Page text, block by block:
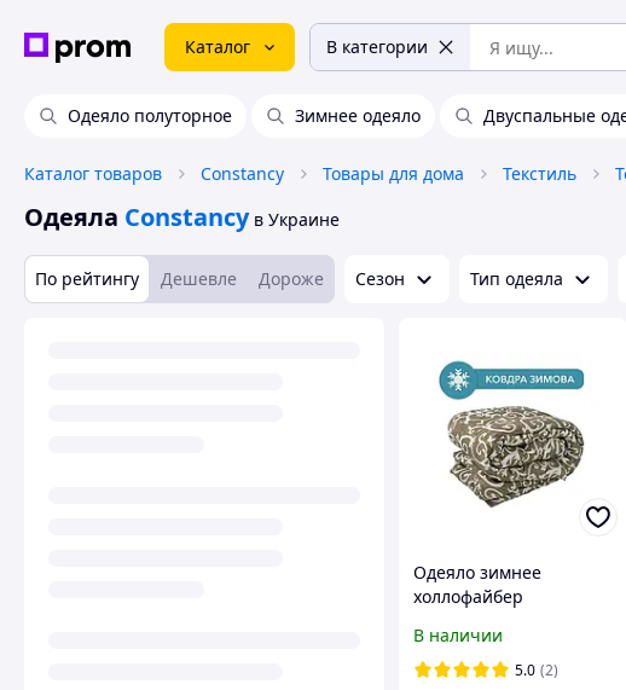
Каталог В категории
Одеяло полуторное Зимнее одеяло Двуспальные
Каталог товаров Constancy Товары для дома Текстиль
Одеяла Constancy в Украине
По рейтингу Дешевле Дороже Сезон Тип одеяла
Одеяло зимнее
холлофайбер
1.45/2.05 полуторный
размер
В наличии
5.0 (2)